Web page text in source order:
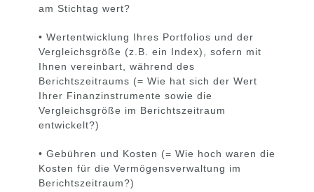
am Stichtag wert?
• Wertentwicklung Ihres Portfolios und der
Vergleichsgröße (z.B. ein Index), sofern mit
Ihnen vereinbart, während des
Berichtszeitraums (= Wie hat sich der Wert
Ihrer Finanzinstrumente sowie die
Vergleichsgröße im Berichtszeitraum
entwickelt?)
• Gebühren und Kosten (= Wie hoch waren die
Kosten für die Vermögensverwaltung im
Berichtszeitraum?)